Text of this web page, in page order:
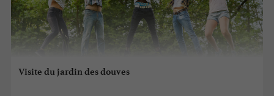
Visite du jardin des douves